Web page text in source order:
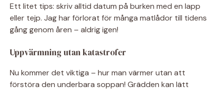
Ett litet tips: skriv alltid datum på burken med en lapp
eller tejp. Jag har förlorat för många matlådor till tidens
gång genom åren – aldrig igen!
Uppvärmning utan katastrofer
Nu kommer det viktiga – hur man värmer utan att
förstöra den underbara soppan! Grädden kan lätt